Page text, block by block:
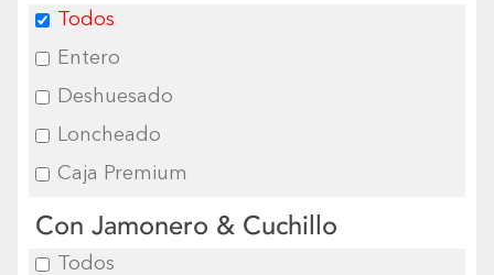
Todos
Entero
Deshuesado
Loncheado
Caja Premium
Con Jamonero & Cuchillo
Todos